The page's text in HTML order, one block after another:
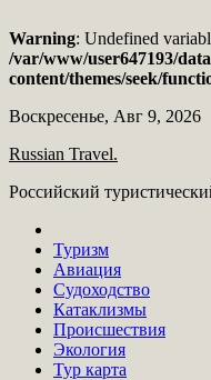
Warning: Undefined
/var/www/user647193/
content/themes/seek/
Skip
content
Воскресенье, Авг 9, 2026
Russian Travel.
Российский
Туризм
Авиация
Судоходство
Катаклизмы
Происшествия
Экология
Тур карта